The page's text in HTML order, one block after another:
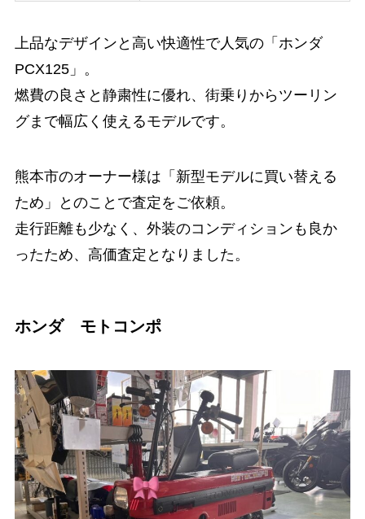
上品なデザインと高い快適性で人気の「ホンダ
PCX125」。
燃費の良さと静粛性に優れ、街乗りからツーリン
グまで幅広く使えるモデルです。
熊本市のオーナー様は「新型モデルに買い替える
ため」とのことで査定をご依頼。
走行距離も少なく、外装のコンディションも良か
ったため、高価査定となりました。
ホンダ モトコンポ